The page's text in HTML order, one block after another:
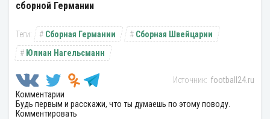
сборной Германии
Сборная Германии
Сборная Швейцарии
Юлиан Нагельсманн
football24.ru
Комментарии
Будь первым и расскажи, что ты думаешь по этому поводу.
Комментировать